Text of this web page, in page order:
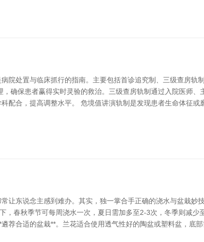
院处置与临床抓行的指南。主要包括首诊追究制、三级查房轨
确保患者赢得实时灵验的救治。三级查房轨制通过入院医师
配合，提高调整水平。 危境值讲演轨制是发现患者生命体征
让东说念主感到难办。其实，独一掌合手正确的浇水与盆栽妙
，春秋季节可每周浇水一次，夏日需加多至2-3次，冬季则减少
荐合适的盆栽**。兰花适合使用透气性好的陶盆或塑料盆，底